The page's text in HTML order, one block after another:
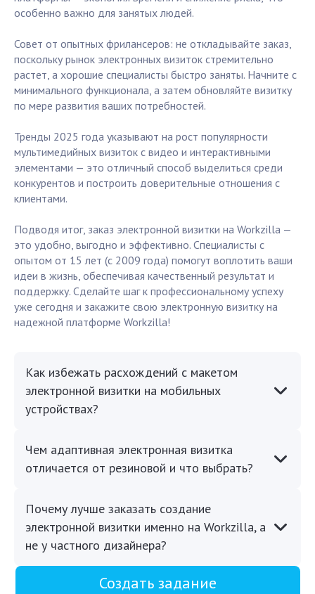
особенно важно для занятых людей.
Совет от опытных фрилансеров: не откладывайте заказ,
поскольку рынок электронных визиток стремительно
растет, а хорошие специалисты быстро заняты. Начните с
минимального функционала, а затем обновляйте визитку
по мере развития ваших потребностей.
Тренды 2025 года указывают на рост популярности
мультимедийных визиток с видео и интерактивными
элементами — это отличный способ выделиться среди
конкурентов и построить доверительные отношения с
клиентами.
Подводя итог, заказ электронной визитки на Workzilla —
это удобно, выгодно и эффективно. Специалисты с
опытом от 15 лет (с 2009 года) помогут воплотить ваши
идеи в жизнь, обеспечивая качественный результат и
поддержку. Сделайте шаг к профессиональному успеху
уже сегодня и закажите свою электронную визитку на
надежной платформе Workzilla!
Как избежать расхождений с макетом
электронной визитки на мобильных
устройствах?
Чем адаптивная электронная визитка
отличается от резиновой и что выбрать?
Почему лучше заказать создание
электронной визитки именно на Workzilla, а
не у частного дизайнера?
Создать задание